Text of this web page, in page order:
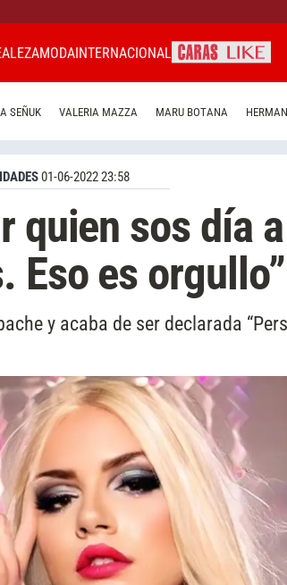
MODAINTERNACIONAL
SEÑUK VALERIA MAZZA MARU BOTANA
01-06-2022 23:58
quien sos día
Eso es orgullo”
y acaba de ser declarada